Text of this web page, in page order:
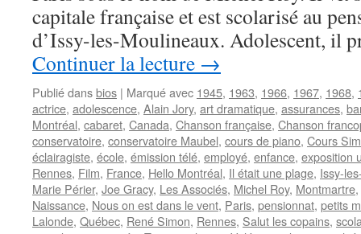
capitale française et est scolarisé au
d’Issy-les-Moulineaux. Adolescent, il
Continuer la lecture →
Publié dansbios | Marqué avec 1945, 1963, 1966, 1967, 1968,
actrice, adolescence, Alain Jory, art dramatique, assurances,
Montréal, cabaret, Canada, Chanson française, Chanson
conservatoire, conservatoire Maubel, cours de piano, Cours
éclairagiste, école, émission télé, employé, enfance, exposition
Rennes, Film, France, Hello Montréal, Il était une plage, Issy-
Marie Périer, Joe Gracy, Les Associés, Michel Roy, Montmartre,
Naissance, Nous on est dans le vent, Paris, pensionnat, petits
Lalonde, Québec, René Simon, Rennes, Salut les copains,